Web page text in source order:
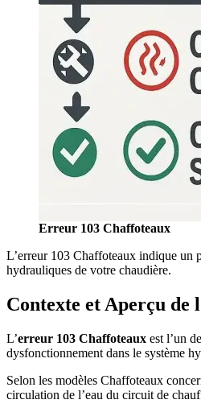
Erreur 103 Chaffoteaux
L’erreur 103 Chaffoteaux indique un
hydrauliques de votre chaudière.
Contexte et Aperçu de
L’erreur 103 Chaffoteaux est l’un
dysfonctionnement dans le système
Selon les modèles Chaffoteaux
circulation de l’eau du circuit de